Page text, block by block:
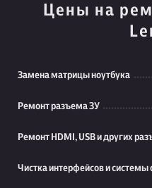
Цены на
Замена матрицы ноутбука
Ремонт разъема ЗУ
Ремонт HDMI, USB и других
Чистка интерфейсов и